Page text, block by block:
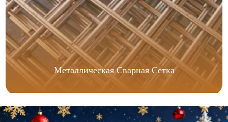
Металлическая Сварная Сетка